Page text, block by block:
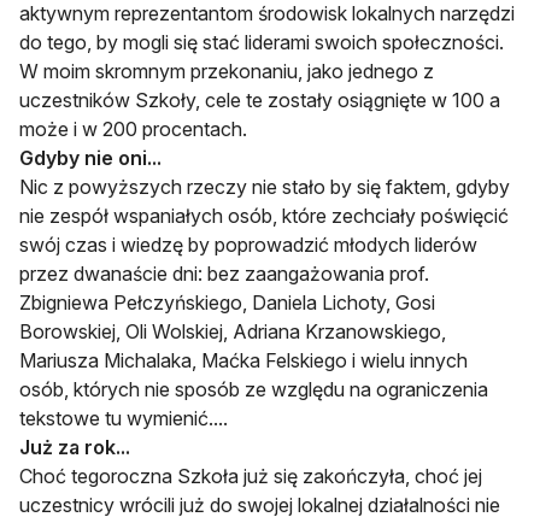
aktywnym reprezentantom środowisk lokalnych narzędzi
do tego, by mogli się stać liderami swoich społeczności.
W moim skromnym przekonaniu, jako jednego z
uczestników Szkoły, cele te zostały osiągnięte w 100 a
może i w 200 procentach.
Gdyby nie oni...
Nic z powyższych rzeczy nie stało by się faktem, gdyby
nie zespół wspaniałych osób, które zechciały poświęcić
swój czas i wiedzę by poprowadzić młodych liderów
przez dwanaście dni: bez zaangażowania prof.
Zbigniewa Pełczyńskiego, Daniela Lichoty, Gosi
Borowskiej, Oli Wolskiej, Adriana Krzanowskiego,
Mariusza Michalaka, Maćka Felskiego i wielu innych
osób, których nie sposób ze względu na ograniczenia
tekstowe tu wymienić....
Już za rok...
Choć tegoroczna Szkoła już się zakończyła, choć jej
uczestnicy wrócili już do swojej lokalnej działalności nie